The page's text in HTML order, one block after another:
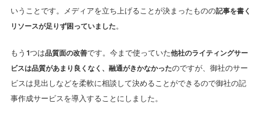
いうことです。メディアを立ち上げることが決まったものの記事を書く
リソースが足りず困っていました
もう1つは品質面の改善です。今まで使っていた他社のライティングサー
ビスは品質があまり良くなく、融通がきかなかったのですが、御社のサー
ビスは見出しなどを柔軟に相談して決めることができるので御社の記
事作成サービスを導入することにしました。